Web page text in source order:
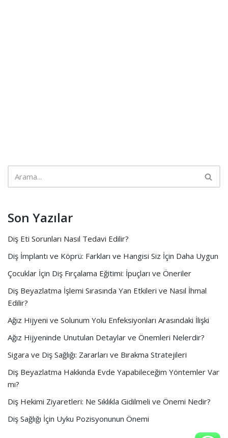
Son Yazılar
Diş Eti Sorunları Nasıl Tedavi Edilir?
Diş İmplantı ve Köprü: Farkları ve Hangisi Siz İçin Daha Uygun
Çocuklar İçin Diş Fırçalama Eğitimi: İpuçları ve Öneriler
Diş Beyazlatma İşlemi Sırasında Yan Etkileri ve Nasıl İhmal
Edilir?
Ağız Hijyeni ve Solunum Yolu Enfeksiyonları Arasındaki İlişki
Ağız Hijyeninde Unutulan Detaylar ve Önemleri Nelerdir?
Sigara ve Diş Sağlığı: Zararları ve Bırakma Stratejileri
Diş Beyazlatma Hakkında Evde Yapabileceğim Yöntemler Var
mı?
Diş Hekimi Ziyaretleri: Ne Sıklıkla Gidilmeli ve Önemi Nedir?
Diş Sağlığı İçin Uyku Pozisyonunun Önemi